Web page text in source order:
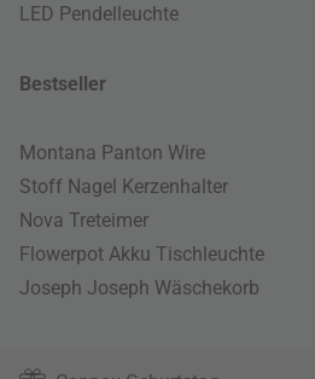
LED Pendelleuchte
Bestseller
Montana Panton Wire
Stoff Nagel Kerzenhalter
Nova Treteimer
Flowerpot Akku Tischleuchte
Joseph Joseph Wäschekorb